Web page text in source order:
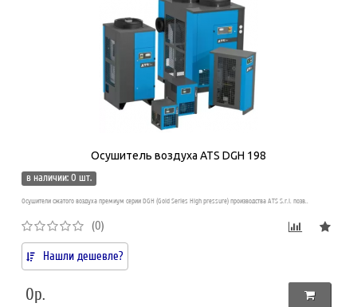
Осушитель воздуха ATS DGH 198
в наличии: 0 шт.
Осушители сжатого воздуха премиум серии DGH (Gold Series High pressure) производства ATS S.r.l. позв..
(0)
Нашли дешевле?
0р.